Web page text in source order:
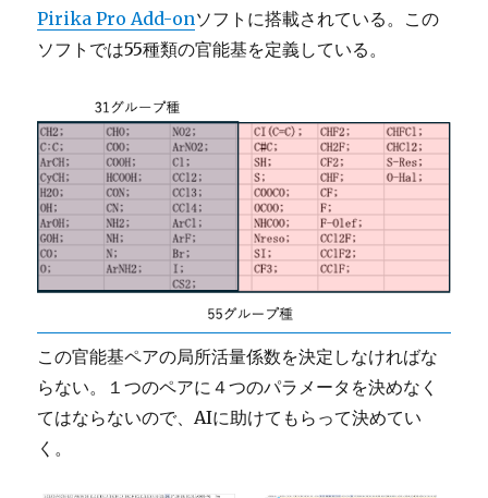
Pirika Pro Add-onソフトに搭載されている。この
ソフトでは55種類の官能基を定義している。
この官能基ペアの局所活量係数を決定しなければな
らない。１つのペアに４つのパラメータを決めなく
てはならないので、AIに助けてもらって決めてい
く。